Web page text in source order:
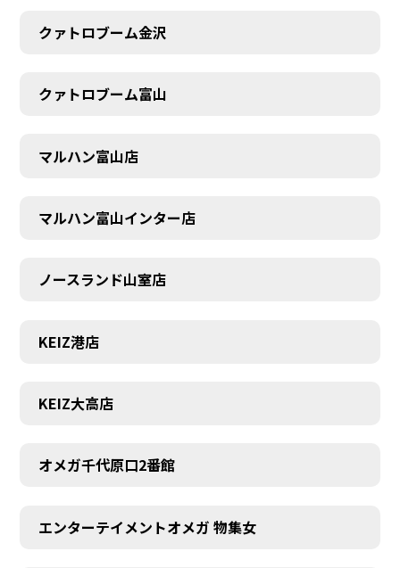
クァトロブーム金沢
クァトロブーム富山
マルハン富山店
マルハン富山インター店
ノースランド山室店
KEIZ港店
KEIZ大高店
オメガ千代原口2番館
エンターテイメントオメガ 物集女